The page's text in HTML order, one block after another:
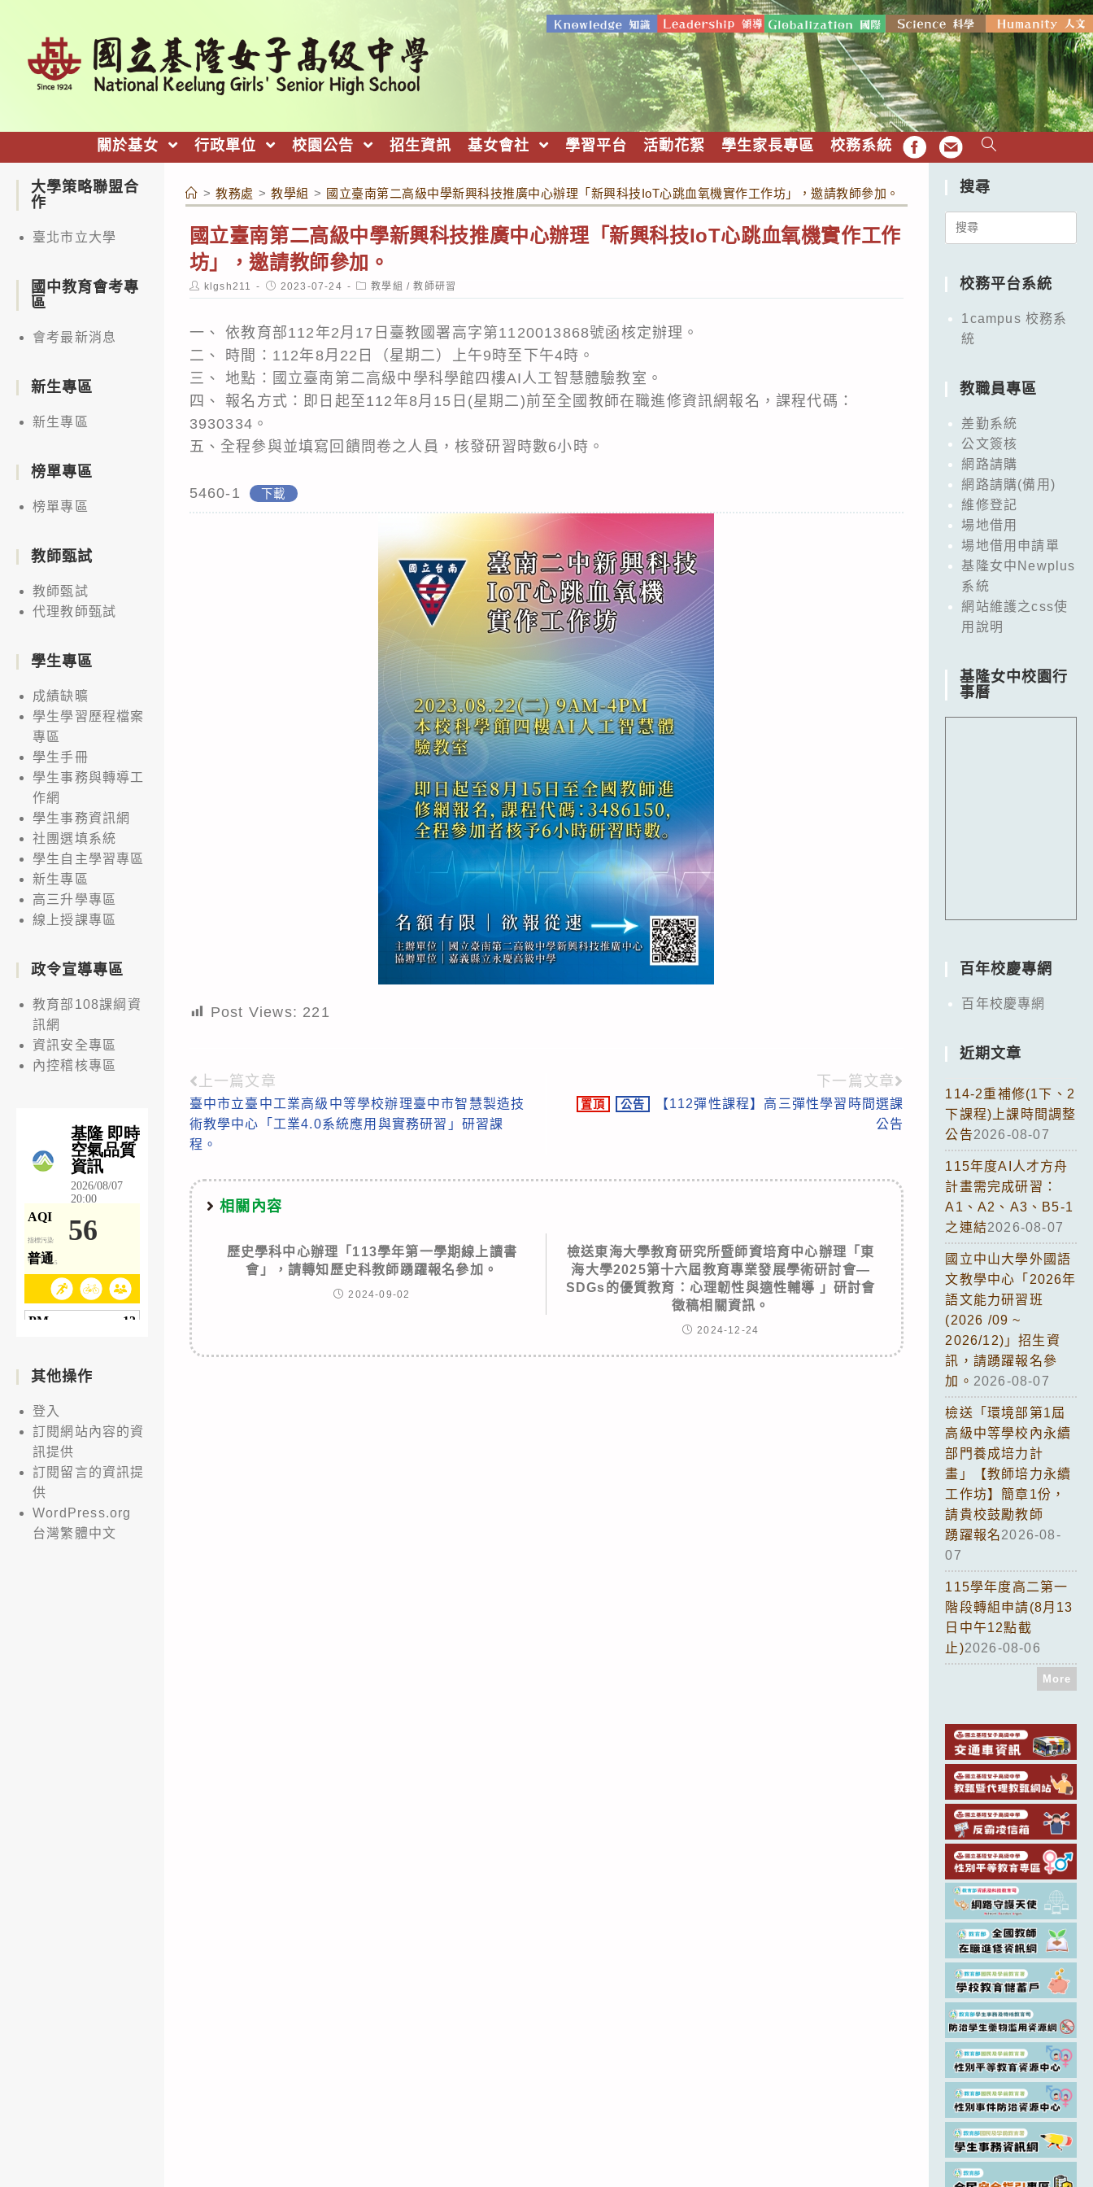
關於基女 行政單位 校園公告 招生資訊 基女會社 學習平台 活動花絮 學生家長專區 校務系統 FB EMAIL
> 教務處 > 教學組 > 國立臺南第二高級中學新興科技推廣中心辦理「新興科技IoT心跳血氧機實作工作坊」，邀請教師參加。
國立臺南第二高級中學新興科技推廣中心辦理「新興科技IoT心跳血氧機實作工作
坊」，邀請教師參加。
Post
author:
klgsh211
Post
published:
2023-07-24
Post
category:
教學組 / 教師研習
一、 依教育部112年2月17日臺教國署高字第1120013868號函核定辦理。
二、 時間：112年8月22日（星期二）上午9時至下午4時。
三、 地點：國立臺南第二高級中學科學館四樓AI人工智慧體驗教室。
四、 報名方式：即日起至112年8月15日(星期二)前至全國教師在職進修資訊網報名，課程代碼：
3930334。
五、全程參與並填寫回饋問卷之人員，核發研習時數6小時。
5460-1 下載
Post Views: 221
Read
more
articles
上一篇文章
臺中市立臺中工業高級中等學校辦理臺中市智慧製造技
術教學中心「工業4.0系統應用與實務研習」研習課
程。
下一篇文章
置頂 公告
【112彈性課程】高三彈性學習時間選課
公告
相關內容
歷史學科中心辦理「113學年第一學期線上讀書
會」，請轉知歷史科教師踴躍報名參加。
2024-09-02
檢送東海大學教育研究所暨師資培育中心辦理「東
海大學2025第十六屆教育專業發展學術研討會—
SDGs的優質教育：心理韌性與適性輔導 」研討會
徵稿相關資訊。
2024-12-24
大學策略聯盟合
作
臺北市立大學
國中教育會考專
區
會考最新消息
新生專區
新生專區
榜單專區
榜單專區
教師甄試
教師甄試
代理教師甄試
學生專區
成績缺曠
學生學習歷程檔案
專區
學生手冊
學生事務與轉導工
作網
學生事務資訊網
社團選填系統
學生自主學習專區
新生專區
高三升學專區
線上授課專區
政令宣導專區
教育部108課綱資
訊網
資訊安全專區
內控稽核專區
其他操作
登入
訂閱網站內容的資
訊提供
訂閱留言的資訊提
供
WordPress.org
台灣繁體中文
搜尋
Search
校務平台系統
1campus 校務系
統
教職員專區
差勤系統
公文簽核
網路請購
網路請購(備用)
維修登記
場地借用
場地借用申請單
基隆女中Newplus
系統
網站維護之css使
用說明
基隆女中校園行
事曆
百年校慶專網
百年校慶專網
近期文章
114-2重補修(1下、2
下課程)上課時間調整
公告2026-08-07
115年度AI人才方舟
計畫需完成研習：
A1、A2、A3、B5-1
之連結2026-08-07
國立中山大學外國語
文教學中心「2026年
語文能力研習班
(2026 /09 ~
2026/12)」招生資
訊，請踴躍報名參
加。 2026-08-07
檢送「環境部第1屆
高級中等學校內永續
部門養成培力計
畫」【教師培力永續
工作坊】簡章1份，
請貴校鼓勵教師
踴躍報名2026-08-
07
115學年度高二第一
階段轉組申請(8月13
日中午12點截
止)2026-08-06
More